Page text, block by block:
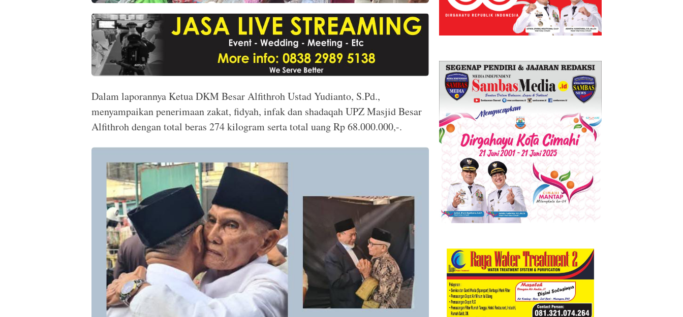
Dalam laporannya Ketua DKM Besar Alfithroh Ustad Yudianto, S.Pd.,
menyampaikan penerimaan zakat, fidyah, infak dan shadaqah UPZ Masjid Besar
Alfithroh dengan total beras 274 kilogram serta total uang Rp 68.000.000,-.